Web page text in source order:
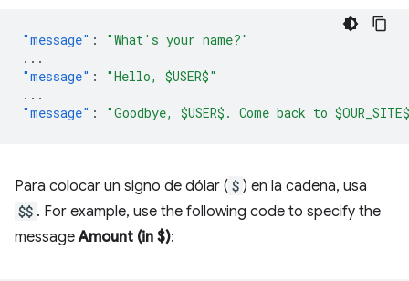
"message" :
"What's your name?"
...
"message" :
"Hello, $USER$"
...
"message" : "Goodbye, $USER$. Come back to
Para colocar un signo de dólar ( $ ) en la cadena, usa
$$ . For example, use the following code to specify the
messageAmount (in $):